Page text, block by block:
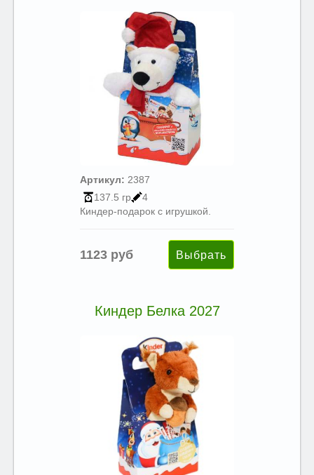
Артикул: 2387
137.5 гр
4
Киндер-подарок с игрушкой.
1123 руб
Киндер Белка 2027